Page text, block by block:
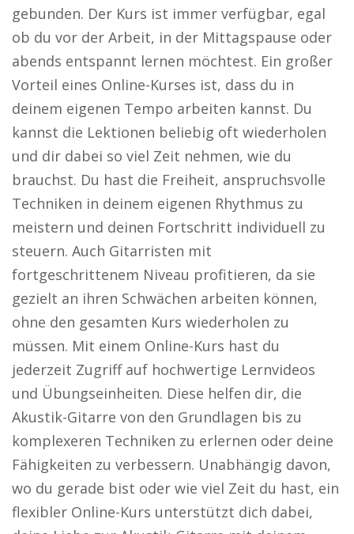
gebunden. Der Kurs ist immer verfügbar, egal
ob du vor der Arbeit, in der Mittagspause oder
abends entspannt lernen möchtest. Ein großer
Vorteil eines Online-Kurses ist, dass du in
deinem eigenen Tempo arbeiten kannst. Du
kannst die Lektionen beliebig oft wiederholen
und dir dabei so viel Zeit nehmen, wie du
brauchst. Du hast die Freiheit, anspruchsvolle
Techniken in deinem eigenen Rhythmus zu
meistern und deinen Fortschritt individuell zu
steuern. Auch Gitarristen mit
fortgeschrittenem Niveau profitieren, da sie
gezielt an ihren Schwächen arbeiten können,
ohne den gesamten Kurs wiederholen zu
müssen. Mit einem Online-Kurs hast du
jederzeit Zugriff auf hochwertige Lernvideos
und Übungseinheiten. Diese helfen dir, die
Akustik-Gitarre von den Grundlagen bis zu
komplexeren Techniken zu erlernen oder deine
Fähigkeiten zu verbessern. Unabhängig davon,
wo du gerade bist oder wie viel Zeit du hast, ein
flexibler Online-Kurs unterstützt dich dabei,